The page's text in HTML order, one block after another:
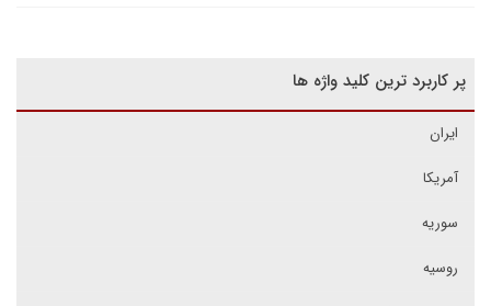
پر کاربرد ترین کلید واژه ها
ایران
آمریکا
سوریه
روسیه